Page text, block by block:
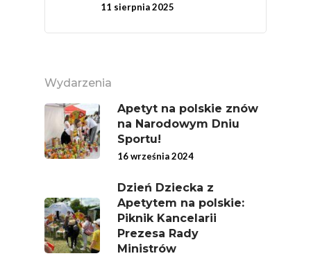
11 sierpnia 2025
Wydarzenia
Apetyt na polskie znów
na Narodowym Dniu
Sportu!
16 września 2024
Dzień Dziecka z
Apetytem na polskie:
Piknik Kancelarii
Prezesa Rady
Ministrów